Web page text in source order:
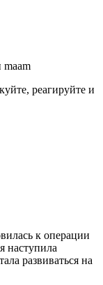
maam
реагируйте и
к операции
наступила
развиваться на